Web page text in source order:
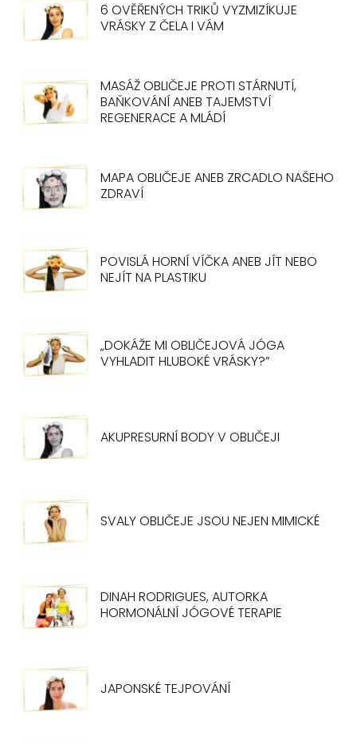
6 OVĚŘENÝCH TRIKŮ VYZMIZÍKUJE
VRÁSKY Z ČELA I VÁM
MASÁŽ OBLIČEJE PROTI STÁRNUTÍ,
BAŇKOVÁNÍ ANEB TAJEMSTVÍ
REGENERACE A MLÁDÍ
MAPA OBLIČEJE ANEB ZRCADLO NAŠEHO
ZDRAVÍ
POVISLÁ HORNÍ VÍČKA ANEB JÍT NEBO
NEJÍT NA PLASTIKU
„DOKÁŽE MI OBLIČEJOVÁ JÓGA
VYHLADIT HLUBOKÉ VRÁSKY?”
AKUPRESURNÍ BODY V OBLIČEJI
SVALY OBLIČEJE JSOU NEJEN MIMICKÉ
DINAH RODRIGUES, AUTORKA
HORMONÁLNÍ JÓGOVÉ TERAPIE
JAPONSKÉ TEJPOVÁNÍ